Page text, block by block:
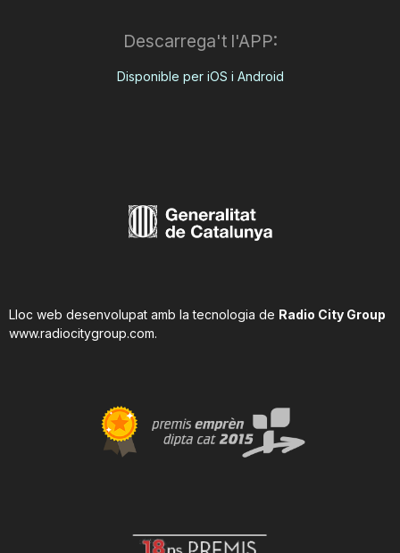
Descarrega't l'APP:
Disponible per iOS i Android
Lloc web desenvolupat amb la tecnologia de Radio City Group
www.radiocitygroup.com.